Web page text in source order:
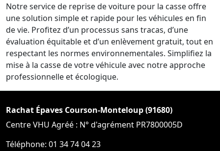
Notre service de reprise de voiture pour la casse offre
une solution simple et rapide pour les véhicules en fin
de vie. Profitez d’un processus sans tracas, d’une
évaluation équitable et d’un enlèvement gratuit, tout en
respectant les normes environnementales. Simplifiez la
mise à la casse de votre véhicule avec notre approche
professionnelle et écologique.
Rachat Épaves Courson-Monteloup (91680)
Centre VHU Agréé : N° d'agrément PR7800005D
Téléphone: 01 34 74 04 23